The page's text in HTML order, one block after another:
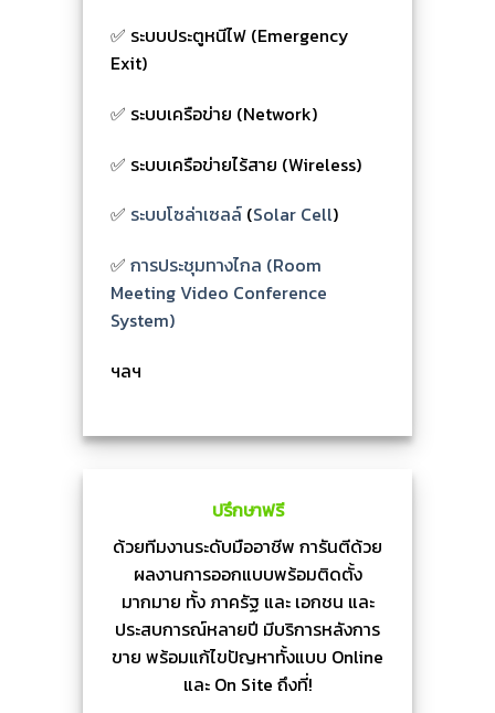
✅ ระบบประตูหนีไฟ (Emergency
Exit)
✅ ระบบเครือข่าย (Network)
✅ ระบบเครือข่ายไร้สาย (Wireless)
✅ ระบบโซล่าเซลล์ (Solar Cell)
✅ การประชุมทางไกล (Room
Meeting Video Conference
System)
ฯลฯ
ปรึกษาฟรี
ด้วยทีมงานระดับมืออาชีพ การันตีด้วย
ผลงานการออกแบบพร้อมติดตั้ง
มากมาย ทั้ง ภาครัฐ และ เอกชน และ
ประสบการณ์หลายปี มีบริการหลังการ
ขาย พร้อมแก้ไขปัญหาทั้งแบบ Online
และ On Site ถึงที่!